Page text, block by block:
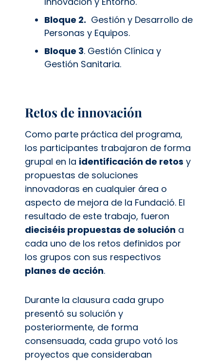
Bloque 2. Gestión y Desarrollo de
Personas y Equipos.
Bloque 3. Gestión Clínica y
Gestión Sanitaria.
Retos de innovación
Como parte práctica del programa,
los participantes trabajaron de forma
grupal en la identificación de retos y
propuestas de soluciones
innovadoras en cualquier área o
aspecto de mejora de la Fundació. El
resultado de este trabajo, fueron
dieciséis propuestas de solución a
cada uno de los retos definidos por
los grupos con sus respectivos
planes de acción.
Durante la clausura cada grupo
presentó su solución y
posteriormente, de forma
consensuada, cada grupo votó los
proyectos que consideraban